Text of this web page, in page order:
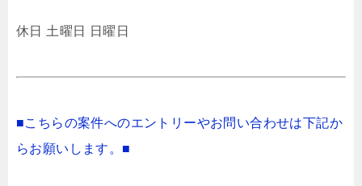
休日 土曜日 日曜日
■こちらの案件へのエントリーやお問い合わせは下記か
らお願いします。■